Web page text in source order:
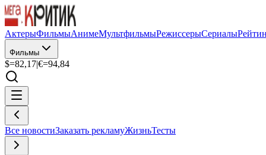
АктерыФильмыАнимеМультфильмыРежиссерыСериалы
Фильмы
$=82,17|€=94,84
Все новостиЗаказать рекламуЖизньТесты